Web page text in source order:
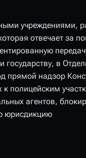
учреждениями,
отвечает за
в
прямой надзор
полицейским
агентов,
юрисдикцию